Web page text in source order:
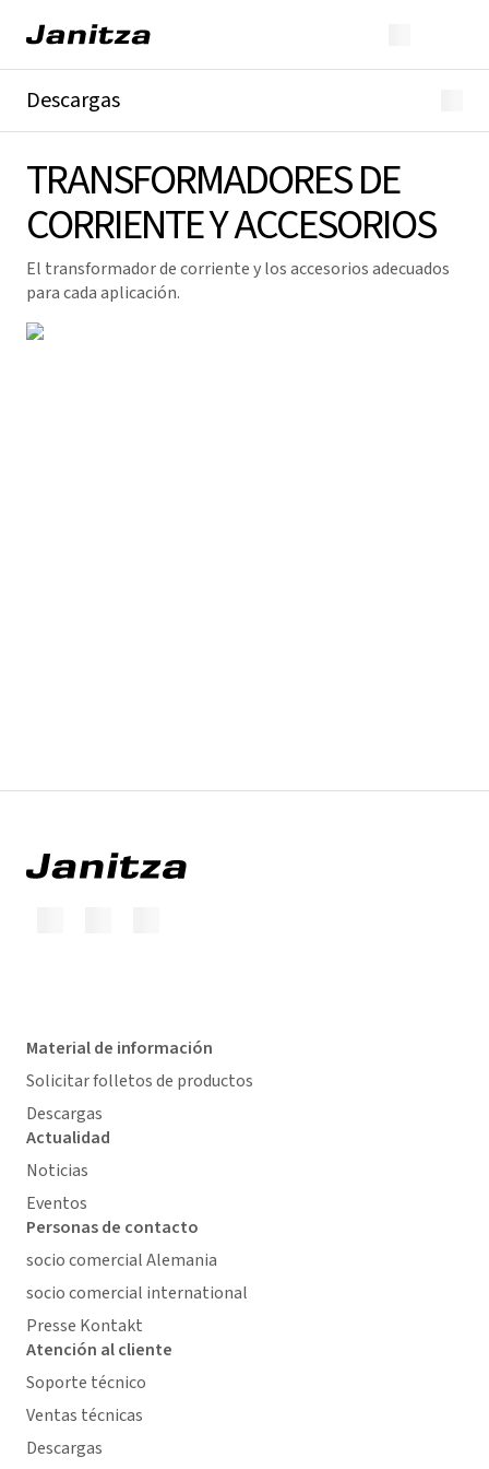
Descargas
Descargas generales
Catálogos y folletos
Especificaciones
GridVis® & Software
Productos
Transformadores de corriente y accesorios
TRANSFORMADORES DE
CORRIENTE Y ACCESORIOS
El transformador de corriente y los accesorios adecuados
para cada aplicación.
Material de información
Solicitar folletos de productos
Descargas
Actualidad
Noticias
Eventos
Personas de contacto
socio comercial Alemania
socio comercial international
Presse Kontakt
Atención al cliente
Soporte técnico
Ventas técnicas
Descargas